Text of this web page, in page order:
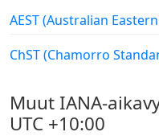
AEST (Australian
ChST (Chamorro
Muut IANA-
UTC +10:00